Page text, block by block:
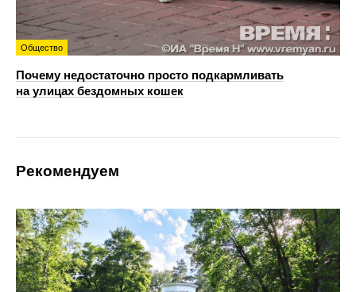
Общество
Почему недостаточно просто подкармливать
на улицах бездомных кошек
Рекомендуем